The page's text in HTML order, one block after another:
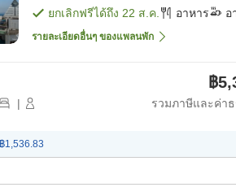
ยกเลิกฟรีได้ถึง 22 ส.ค. อาหาร อ
รายละเอียดอื่นๆ ของแพลนพัก
|
฿
รวมภาษีและค่า
฿1,536.83